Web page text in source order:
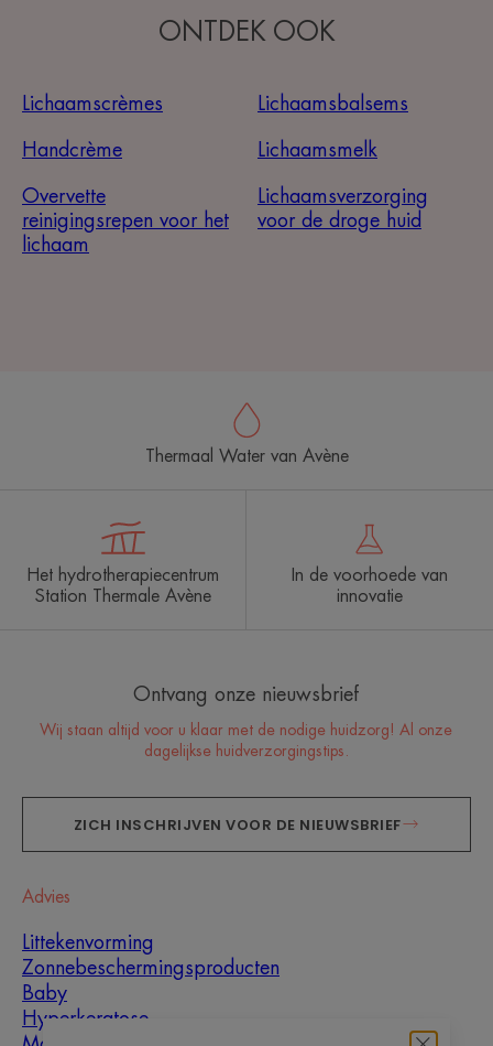
ONTDEK OOK
Lichaamscrèmes Lichaamsbalsems
Handcrème Lichaamsmelk
Overvette
reinigingsrepen voor het
lichaam
Lichaamsverzorging
voor de droge huid
Thermaal Water van Avène
Het hydrotherapiecentrum
Station Thermale Avène
In de voorhoede van
innovatie
Ontvang onze nieuwsbrief
Wij staan altijd voor u klaar met de nodige huidzorg! Al onze
dagelijkse huidverzorgingstips.
ZICH INSCHRIJVEN VOOR DE NIEUWSBRIEF
Advies
Littekenvorming
Zonnebeschermingsproducten
Baby
Hyperkeratose